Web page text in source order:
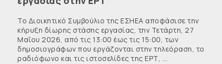
Το Διοικητικό Συμβούλιο της ΕΣΗΕΑ αποφάσισε την
κήρυξη δίωρης στάσης εργασίας, την Τετάρτη, 27
Μαΐου 2026, από τις 13:00 έως τις 15:00, των
δημοσιογράφων που εργάζονται στην τηλεόραση, το
ραδιόφωνο και τις ιστοσελίδες της ΕΡΤ, ...